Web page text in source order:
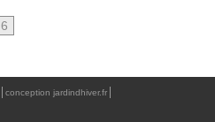
6
conception jardindhiver.fr